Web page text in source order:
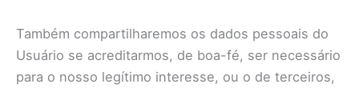
Também compartilharemos os dados pessoais do
Usuário se acreditarmos, de boa-fé, ser necessário
para o nosso legítimo interesse, ou o de terceiros,